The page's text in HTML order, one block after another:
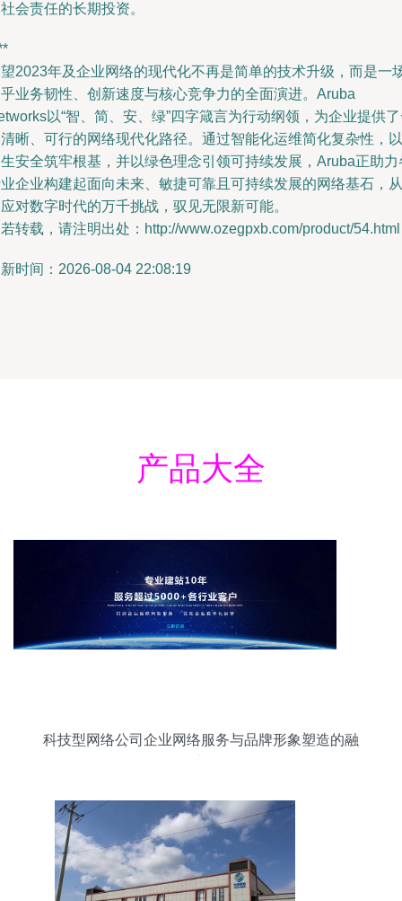
会责任的长期投资。
2023年及企业网络的现代化不再是简单的技术升级，而是一
业务韧性、创新速度与核心竞争力的全面演进。Aruba
以“智、简、安、绿”四字箴言为行动纲领，为企业提供
晰、可行的网络现代化路径。通过智能化运维简化复杂性，以
安全筑牢根基，并以绿色理念引领可持续发展，Aruba正助力
企业构建起面向未来、敏捷可靠且可持续发展的网络基石，从
对数字时代的万千挑战，驭见无限新可能。
转载，请注明出处：http://www.ozegpxb.com/product/54.html
时间：2026-08-04 22:08:19
产品大全
科技型网络公司企业网络服务与品牌形象塑造的融